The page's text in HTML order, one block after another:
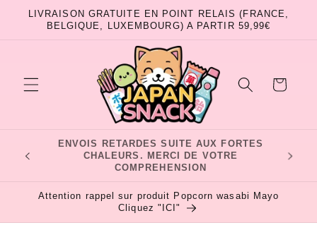
passer
LIVRAISON GRATUITE EN POINT RELAIS (FRANCE,
BELGIQUE, LUXEMBOURG) A PARTIR 59,99€
Panier
LIVRAISON RAPIDE DEPUIS LA FRANCE
Attention rappel sur produit Popcorn wasabi Mayo
Cliquez "ICI"